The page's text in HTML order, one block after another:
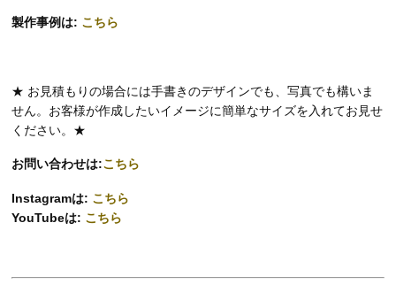
製作事例は: こちら
★ お見積もりの場合には手書きのデザインでも、写真でも構いま
せん。お客様が作成したいイメージに簡単なサイズを入れてお見せ
ください。★
お問い合わせは:こちら
Instagramは: こちら
YouTubeは: こちら